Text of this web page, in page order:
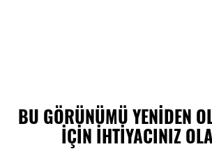
BU GÖRÜNÜMÜ YENİDEN
İÇİN İHTİYACINIZ